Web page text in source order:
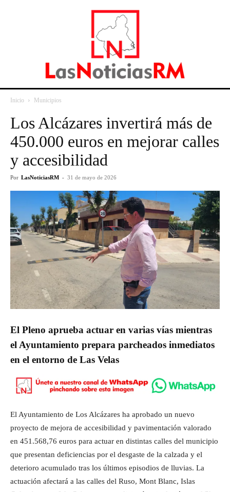
Inicio Municipios
Los Alcázares invertirá más de
450.000 euros en mejorar calles
y accesibilidad
Por LasNoticiasRM - 31 de mayo de 2026
El Pleno aprueba actuar en varias vías mientras
el Ayuntamiento prepara parcheados inmediatos
en el entorno de Las Velas
El Ayuntamiento de Los Alcázares ha aprobado un nuevo
proyecto de mejora de accesibilidad y pavimentación valorado
en 451.568,76 euros para actuar en distintas calles del municipio
que presentan deficiencias por el desgaste de la calzada y el
deterioro acumulado tras los últimos episodios de lluvias. La
actuación afectará a las calles del Ruso, Mont Blanc, Islas